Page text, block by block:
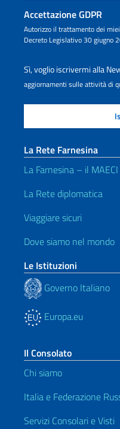
Accettazione GDPR
Autorizzo il trattamento dei
Decreto Legislativo 30 giugno
Sì, voglio iscrivermi alla
aggiornamenti sulle attività di
La Rete Farnesina
La Farnesina – il MAECI
La Rete diplomatica
Viaggiare sicuri
Dove siamo nel mondo
Le Istituzioni
Governo Italiano
Europa.eu
Il Consolato
Chi siamo
Italia e Federazione
Servizi Consolari e Visti